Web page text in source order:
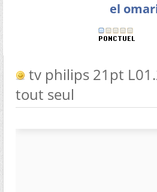
el
tv philips 21pt
tout seul